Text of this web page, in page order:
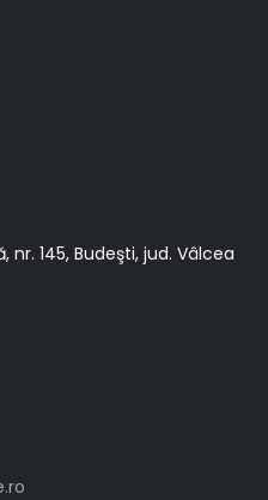
nr. 145, Budeşti, jud. Vâlcea